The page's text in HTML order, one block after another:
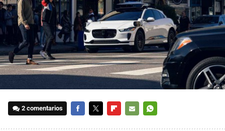
2 comentarios